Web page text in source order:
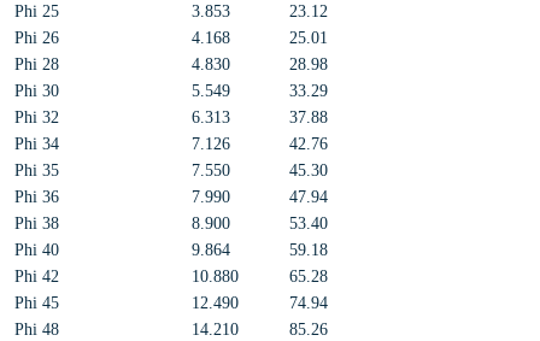
Phi 25
3.853
23.12
Phi 26
4.168
25.01
Phi 28
4.830
28.98
Phi 30
5.549
33.29
Phi 32
6.313
37.88
Phi 34
7.126
42.76
Phi 35
7.550
45.30
Phi 36
7.990
47.94
Phi 38
8.900
53.40
Phi 40
9.864
59.18
Phi 42
10.880
65.28
Phi 45
12.490
74.94
Phi 48
14.210 85.26